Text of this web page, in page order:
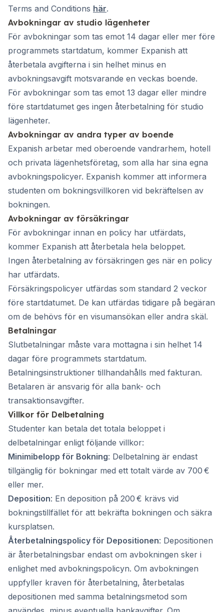
Terms and Conditions här.
Avbokningar av studio lägenheter
För avbokningar som tas emot 14 dagar eller mer före
programmets startdatum, kommer Expanish att
återbetala avgifterna i sin helhet minus en
avbokningsavgift motsvarande en veckas boende.
För avbokningar som tas emot 13 dagar eller mindre
före startdatumet ges ingen återbetalning för studio
lägenheter.
Avbokningar av andra typer av boende
Expanish arbetar med oberoende vandrarhem, hotell
och privata lägenhetsföretag, som alla har sina egna
avbokningspolicyer. Expanish kommer att informera
studenten om bokningsvillkoren vid bekräftelsen av
bokningen.
Avbokningar av försäkringar
För avbokningar innan en policy har utfärdats,
kommer Expanish att återbetala hela beloppet.
Ingen återbetalning av försäkringen ges när en policy
har utfärdats.
Försäkringspolicyer utfärdas som standard 2 veckor
före startdatumet. De kan utfärdas tidigare på begäran
om de behövs för en visumansökan eller andra skäl.
Betalningar
Slutbetalningar måste vara mottagna i sin helhet 14
dagar före programmets startdatum.
Betalningsinstruktioner tillhandahålls med fakturan.
Betalaren är ansvarig för alla bank- och
transaktionsavgifter.
Villkor för Delbetalning
Studenter kan betala det totala beloppet i
delbetalningar enligt följande villkor:
Minimibelopp för Bokning: Delbetalning är endast
tillgänglig för bokningar med ett totalt värde av 700 €
eller mer.
Deposition: En deposition på 200 € krävs vid
bokningstillfället för att bekräfta bokningen och säkra
kursplatsen.
Återbetalningspolicy för Depositionen: Depositionen
är återbetalningsbar endast om avbokningen sker i
enlighet med avbokningspolicyn. Om avbokningen
uppfyller kraven för återbetalning, återbetalas
depositionen med samma betalningsmetod som